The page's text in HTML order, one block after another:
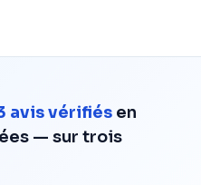
avis vérifiés en
— sur trois